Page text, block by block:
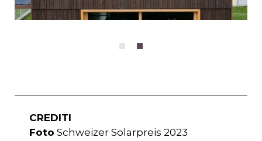
CREDITI
Foto Schweizer Solarpreis 2023